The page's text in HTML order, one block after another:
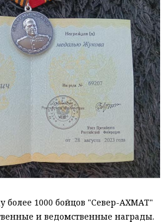
более 1000 бойцов "Север-АХМАТ"
и ведомственные награды.